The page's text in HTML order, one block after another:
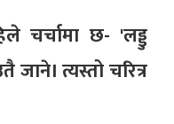
चर्चामा छ- 'लड्डु
त्यस्तो चरित्र